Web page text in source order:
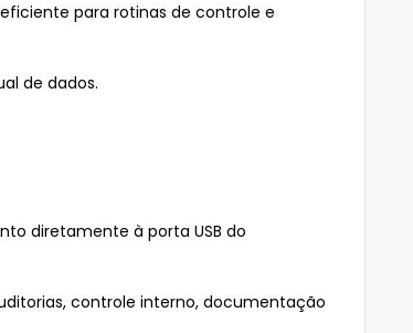
para rotinas de controle e
de dados.
diretamente à porta USB do
controle interno, documentação